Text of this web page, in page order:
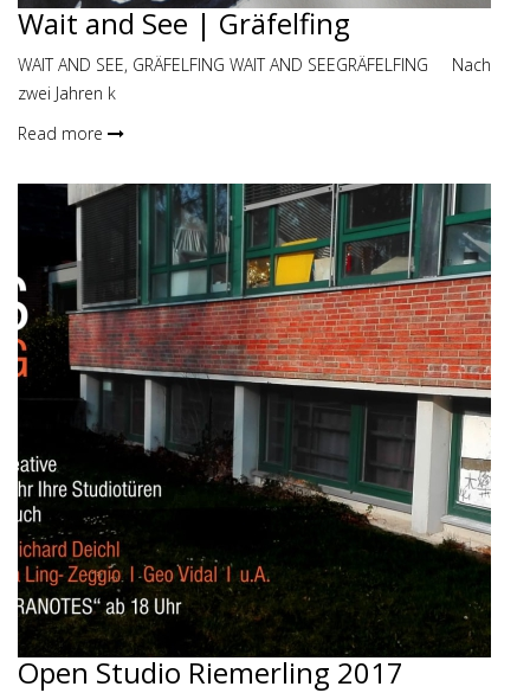
Wait and See | Gräfelfing
WAIT AND SEE, GRÄFELFING WAIT AND SEEGRÄFELFING Nach
zwei Jahren k
Read more
Open Studio Riemerling 2017